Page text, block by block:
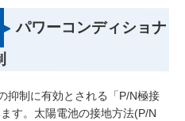
パワーコンディショナ
抑制に有効とされる「P/N極接
す。太陽電池の接地方法(P/N